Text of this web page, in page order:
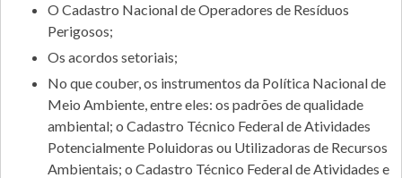
O Cadastro Nacional de Operadores de Resíduos
Perigosos;
Os acordos setoriais;
No que couber, os instrumentos da Política Nacional de
Meio Ambiente, entre eles: os padrões de qualidade
ambiental; o Cadastro Técnico Federal de Atividades
Potencialmente Poluidoras ou Utilizadoras de Recursos
Ambientais; o Cadastro Técnico Federal de Atividades e